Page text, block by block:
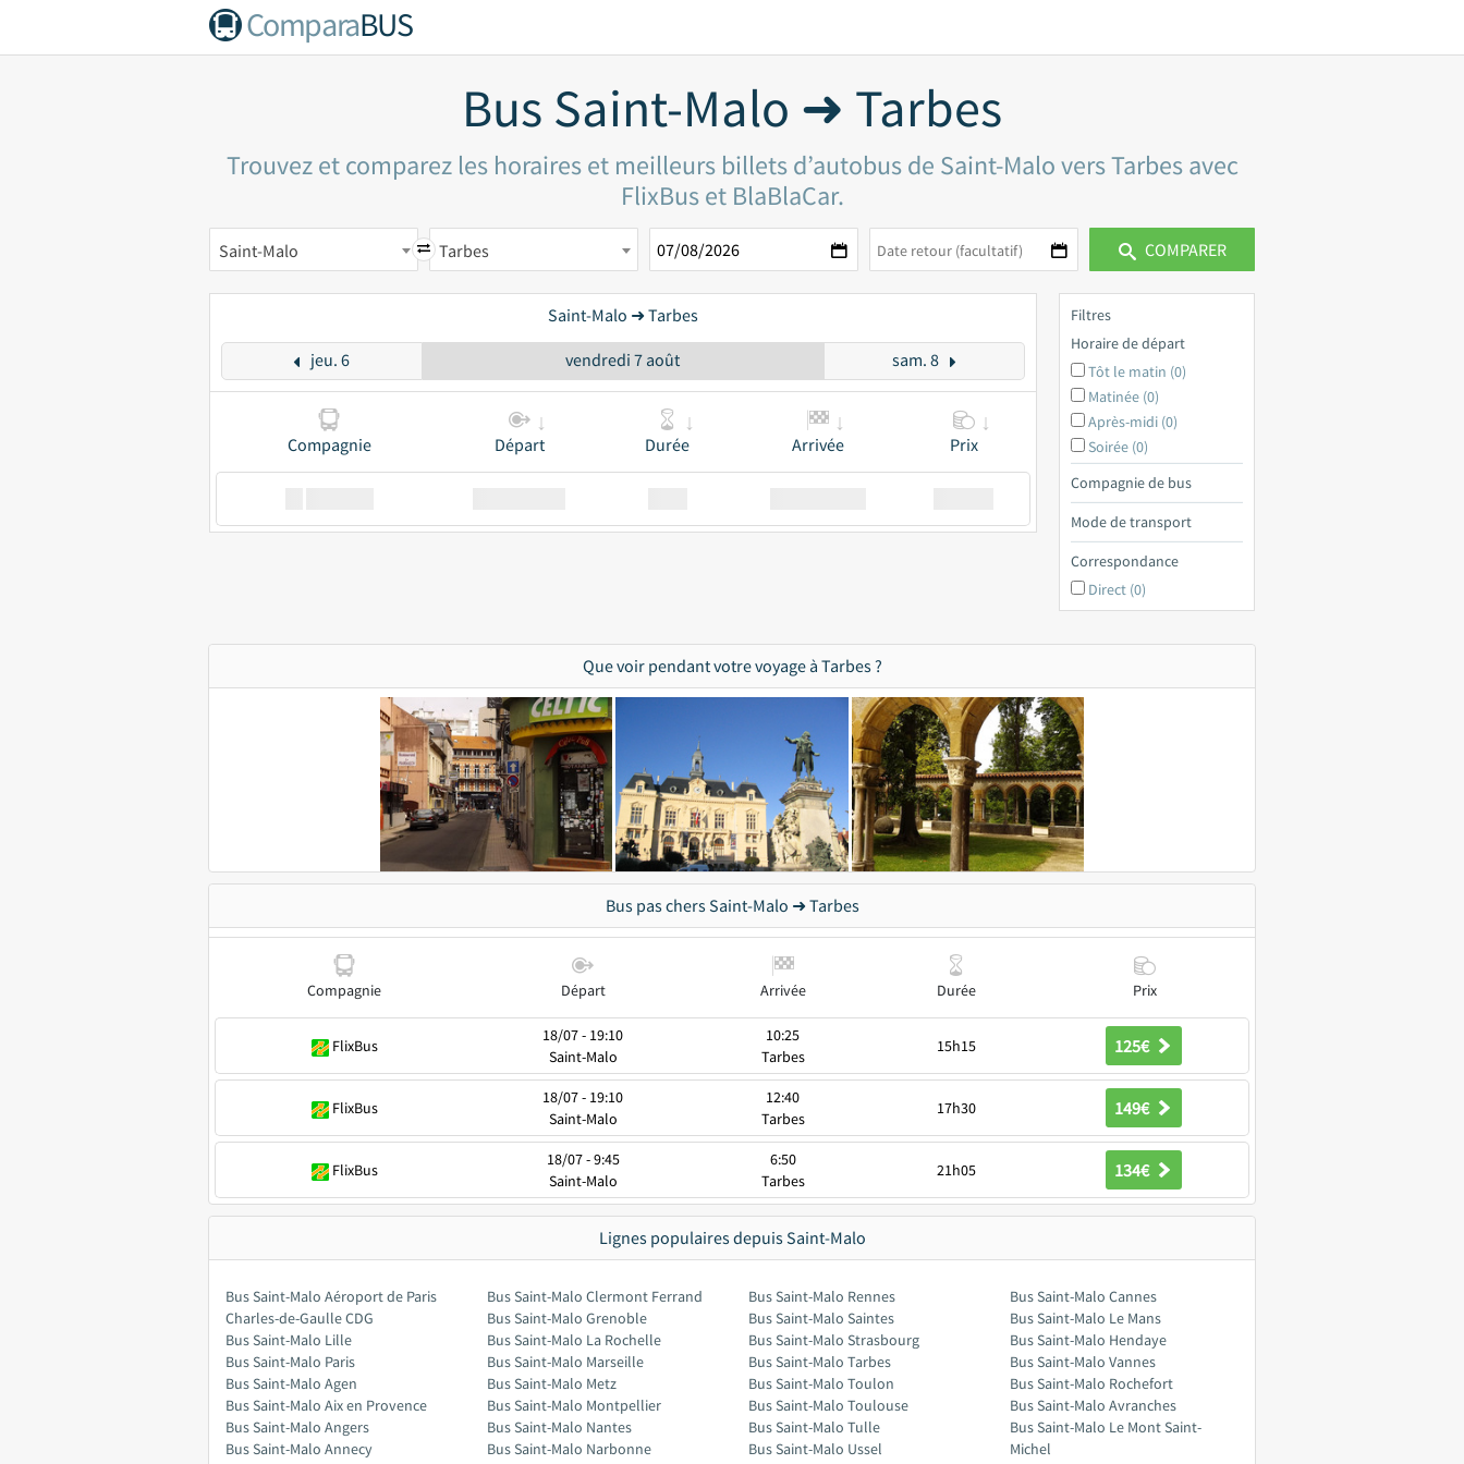
ComparaBUS
Bus Saint-Malo ➜ Tarbes
Trouvez et comparez les horaires et meilleurs billets d’autobus de Saint-Malo vers Tarbes avec
FlixBus et BlaBlaCar.
Saint-Malo Tarbes COMPARER
Saint-Malo ➜ Tarbes
jeu. 6 vendredi 7 août sam. 8
Compagnie Départ Durée Arrivée Prix
Filtres
Horaire de départ
Tôt le matin (0)
Matinée (0)
Après-midi (0)
Soirée (0)
Compagnie de bus
Mode de transport
Correspondance
Direct (0)
Que voir pendant votre voyage à Tarbes ?
Bus pas chers Saint-Malo ➜ Tarbes
Compagnie Départ Arrivée Durée Prix
FlixBus
18/07 - 19:10
Saint-Malo
10:25
Tarbes
15h15 125€
FlixBus
18/07 - 19:10
Saint-Malo
12:40
Tarbes
17h30 149€
FlixBus
18/07 - 9:45
Saint-Malo
6:50
Tarbes
21h05 134€
Lignes populaires depuis Saint-Malo
Bus Saint-Malo Aéroport de Paris
Charles-de-Gaulle CDG
Bus Saint-Malo Lille
Bus Saint-Malo Paris
Bus Saint-Malo Agen
Bus Saint-Malo Aix en Provence
Bus Saint-Malo Angers
Bus Saint-Malo Annecy
Bus Saint-Malo Clermont Ferrand
Bus Saint-Malo Grenoble
Bus Saint-Malo La Rochelle
Bus Saint-Malo Marseille
Bus Saint-Malo Metz
Bus Saint-Malo Montpellier
Bus Saint-Malo Nantes
Bus Saint-Malo Narbonne
Bus Saint-Malo Rennes
Bus Saint-Malo Saintes
Bus Saint-Malo Strasbourg
Bus Saint-Malo Tarbes
Bus Saint-Malo Toulon
Bus Saint-Malo Toulouse
Bus Saint-Malo Tulle
Bus Saint-Malo Ussel
Bus Saint-Malo Cannes
Bus Saint-Malo Le Mans
Bus Saint-Malo Hendaye
Bus Saint-Malo Vannes
Bus Saint-Malo Rochefort
Bus Saint-Malo Avranches
Bus Saint-Malo Le Mont Saint-
Michel